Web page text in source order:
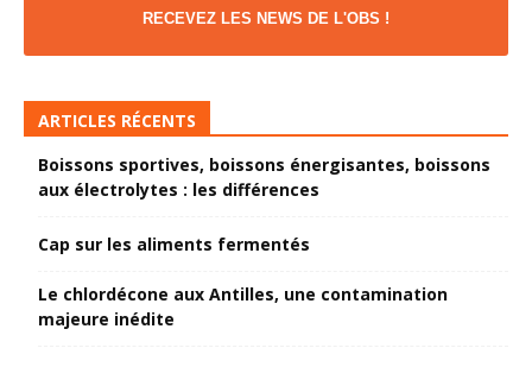
RECEVEZ LES NEWS DE L'OBS !
ARTICLES RÉCENTS
Boissons sportives, boissons énergisantes, boissons
aux électrolytes : les différences
Cap sur les aliments fermentés
Le chlordécone aux Antilles, une contamination
majeure inédite